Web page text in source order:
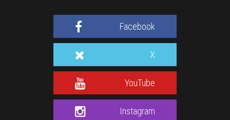
Facebook
X
YouTube
Instagram